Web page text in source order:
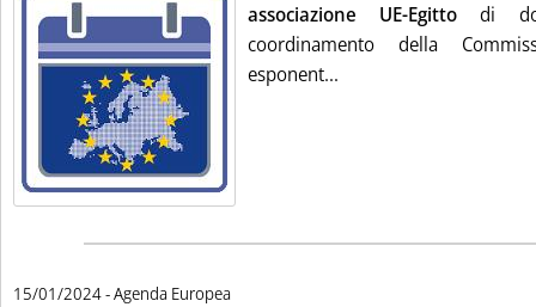
associazione UE-Egitto di
coordinamento della
esponent...
15/01/2024- Agenda Europea